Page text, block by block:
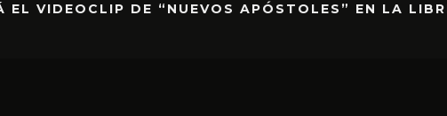
EL VIDEOCLIP DE “NUEVOS APÓSTOLES” EN LA